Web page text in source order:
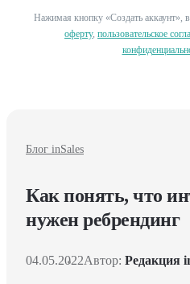
Нажимая кнопку «Создать аккаунт»,
оферту, пользовательское
Блог inSales
Как понять, что
нужен ребрендинг
04.05.2022Автор: Редакция